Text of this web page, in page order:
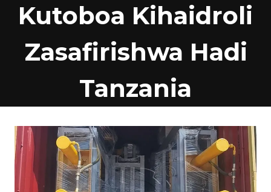
Kutoboa Kihaidroli
Zasafirishwa Hadi
Tanzania